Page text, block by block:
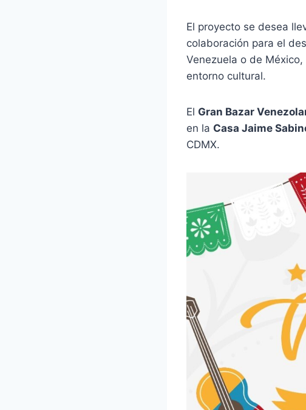
El proyecto se desea
colaboración para el
Venezuela o de
entorno cultural.
El Gran Bazar
en la Casa Jaime
CDMX.